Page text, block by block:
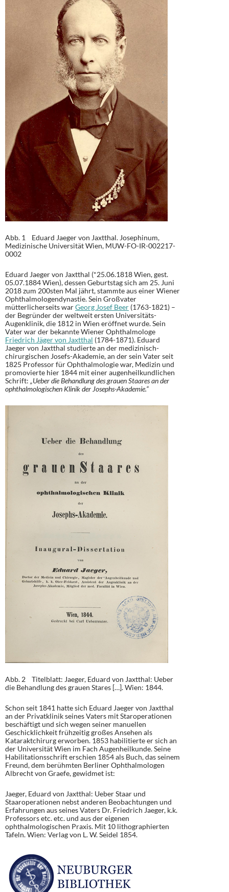
Abb. 1 Eduard Jaeger von Jaxtthal. Josephinum,
Medizinische Universität Wien, MUW-FO-IR-002217-
0002
Eduard Jaeger von Jaxtthal (*25.06.1818 Wien, gest.
05.07.1884 Wien), dessen Geburtstag sich am 25. Juni
2018 zum 200sten Mal jährt, stammte aus einer Wiener
Ophthalmologendynastie. Sein Großvater
mütterlicherseits warGeorg Josef Beer (1763-1821) –
der Begründer der weltweit ersten Universitäts-
Augenklinik, die 1812 in Wien eröffnet wurde. Sein
Vater war der bekannte Wiener Ophthalmologe
Friedrich Jäger von Jaxtthal (1784-1871). Eduard
Jaeger von Jaxtthal studierte an der medizinisch-
chirurgischen Josefs-Akademie, an der sein Vater seit
1825 Professor für Ophthalmologie war, Medizin und
promovierte hier 1844 mit einer augenheilkundlichen
Schrift: „Ueber die Behandlung des grauen Staares an der
ophthalmologischen Klinik der Josephs-Akademie.“
Abb. 2 Titelblatt: Jaeger, Eduard von Jaxtthal: Ueber
die Behandlung des grauen Stares […]. Wien: 1844.
Schon seit 1841 hatte sich Eduard Jaeger von Jaxtthal
an der Privatklinik seines Vaters mit Staroperationen
beschäftigt und sich wegen seiner manuellen
Geschicklichkeit frühzeitig großes Ansehen als
Kataraktchirurg erworben. 1853 habilitierte er sich an
der Universität Wien im Fach Augenheilkunde. Seine
Habilitationsschrift erschien 1854 als Buch, das seinem
Freund, dem berühmten Berliner Ophthalmologen
Albrecht von Graefe, gewidmet ist:
Jaeger, Eduard von Jaxtthal: Ueber Staar und
Staaroperationen nebst anderen Beobachtungen und
Erfahrungen aus seines Vaters Dr. Friedrich Jaeger, k.k.
Professors etc. etc. und aus der eigenen
ophthalmologischen Praxis. Mit 10 lithographierten
Tafeln. Wien: Verlag von L. W. Seidel 1854.